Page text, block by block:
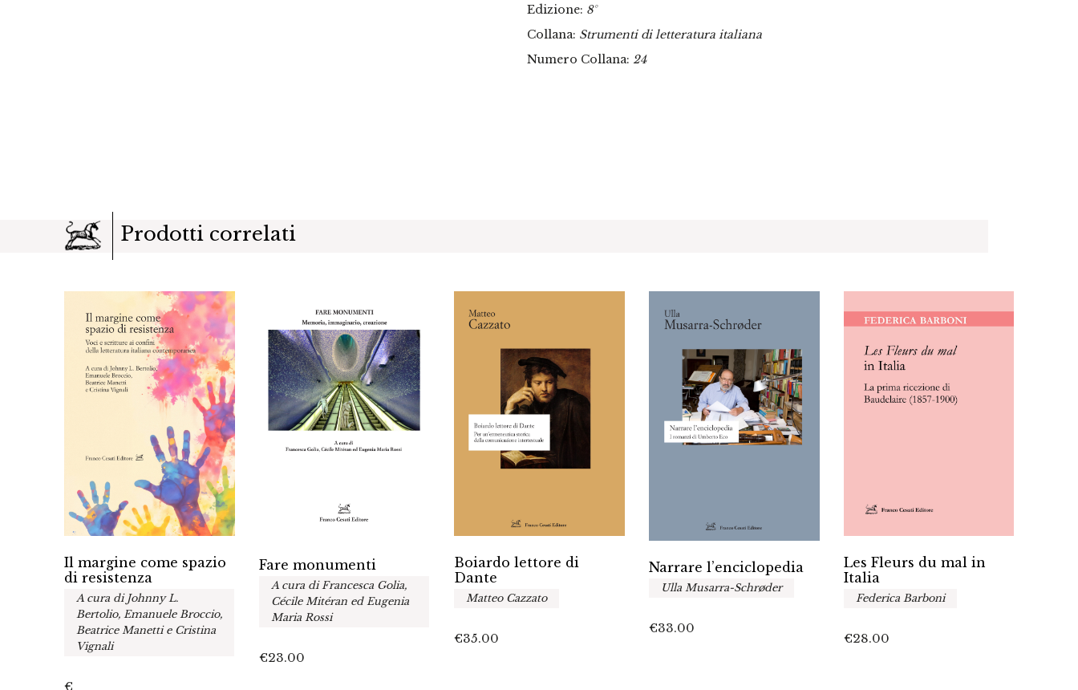
Edizione: 8°
Collana: Strumenti di letteratura italiana
Numero Collana: 24
Prodotti correlati
Il margine come spazio
di resistenza
A cura di Johnny L.
Bertolio, Emanuele Broccio,
Beatrice Manetti e Cristina
Vignali
€
Fare monumenti
A cura di Francesca Golia,
Cécile Mitéran ed Eugenia
Maria Rossi
€23.00
Boiardo lettore di
Dante
Matteo Cazzato
€35.00
Narrare l’enciclopedia
Ulla Musarra-Schrøder
€33.00
Les Fleurs du mal in
Italia
Federica Barboni
€28.00